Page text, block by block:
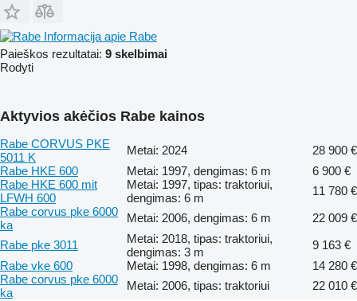
Informacija apie Rabe
Paieškos rezultatai: 9 skelbimai
Rodyti
Aktyvios akėčios Rabe kainos
Rabe CORVUS PKE
5011 K
Metai: 2024
28 900 €
Rabe HKE 600
Metai: 1997, dengimas: 6 m
6 900 €
Rabe HKE 600 mit
LFWH 600
Metai: 1997, tipas: traktoriui,
dengimas: 6 m
11 780 €
Rabe corvus pke 6000
ka
Metai: 2006, dengimas: 6 m
22 009 €
Rabe pke 3011
Metai: 2018, tipas: traktoriui,
dengimas: 3 m
9 163 €
Rabe vke 600
Metai: 1998, dengimas: 6 m
14 280 €
Rabe corvus pke 6000
ka
Metai: 2006, tipas: traktoriui 22 010 €